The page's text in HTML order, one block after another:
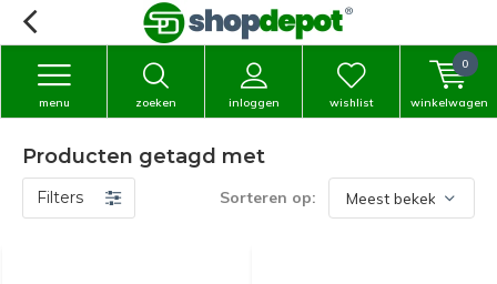
zoeken inloggen
menu wishlist winkelwagen
0
Producten getagd met
Filters Sorteren op: